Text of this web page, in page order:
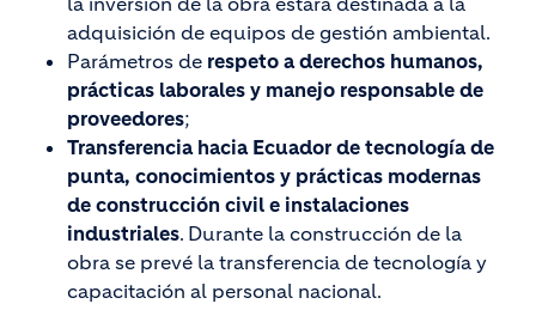
adquisición de equipos de gestión ambiental.
Parámetros de respeto a derechos humanos,
prácticas laborales y manejo responsable de
proveedores;
Transferencia hacia Ecuador de tecnología de
punta, conocimientos y prácticas modernas
de construcción civil e instalaciones
industriales. Durante la construcción de la
obra se prevé la transferencia de tecnología y
capacitación al personal nacional.